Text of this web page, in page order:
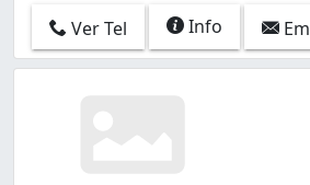
Ver Tel Info